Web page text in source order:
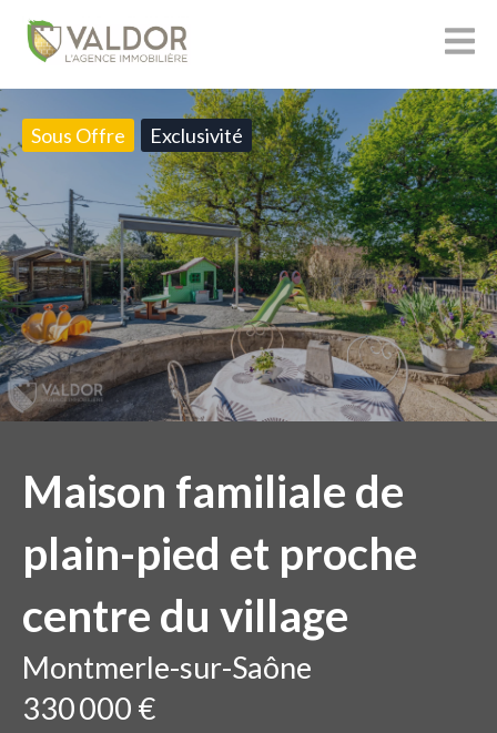
Sous Offre Exclusivité
Maison familiale de
plain-pied et proche
centre du village
Montmerle-sur-Saône
330 000 €